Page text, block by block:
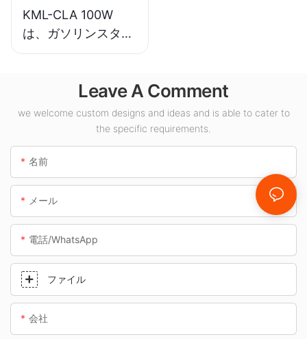
KML-CLA 100W
は、ガソリンスタン
ドや地下道などの屋
LED キャノピー ラ
イト サプライヤーで
Leave A Comment
we welcome custom designs and ideas and is able to cater to
the specific requirements.
名前
メール
電話/WhatsApp
ファイル
会社